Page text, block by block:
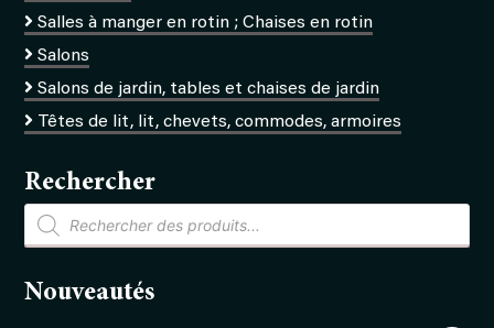
Salles à manger en rotin ; Chaises en rotin
Salons
Salons de jardin, tables et chaises de jardin
Têtes de lit, lit, chevets, commodes, armoires
Rechercher
Recherche
de
produits
Nouveautés